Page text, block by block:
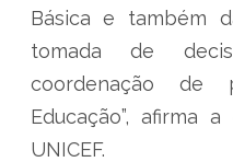
Básica e também
tomada de
coordenação de
Educação”, afirma
UNICEF.